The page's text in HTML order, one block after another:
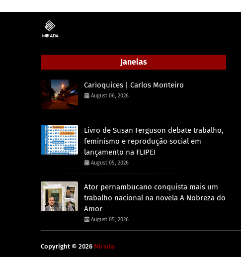
Janelas
Carioquices | Carlos Monteiro
August 06, 2026
Livro de Susan Ferguson debate trabalho,
feminismo e reprodução social em
lançamento na FLIPEI
August 05, 2026
Ator pernambucano conquista mais um
trabalho nacional na novela A Nobreza do
Amor
August 05, 2026
Copyright © 2026 Mirada